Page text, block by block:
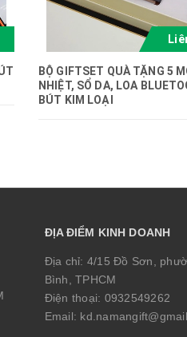
BỘ GIFTSET QUÀ TẶNG 5
NHIỆT, SỔ DA, LOA
BÚT KIM LOẠI
ĐỊA ĐIỂM KINH DOANH
Địa chỉ: 4/15 Đồ Sơn,
Bình, TPHCM
Điện thoại: 0932549262
Email: